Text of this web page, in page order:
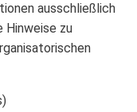
ausschließlich
Hinweise zu